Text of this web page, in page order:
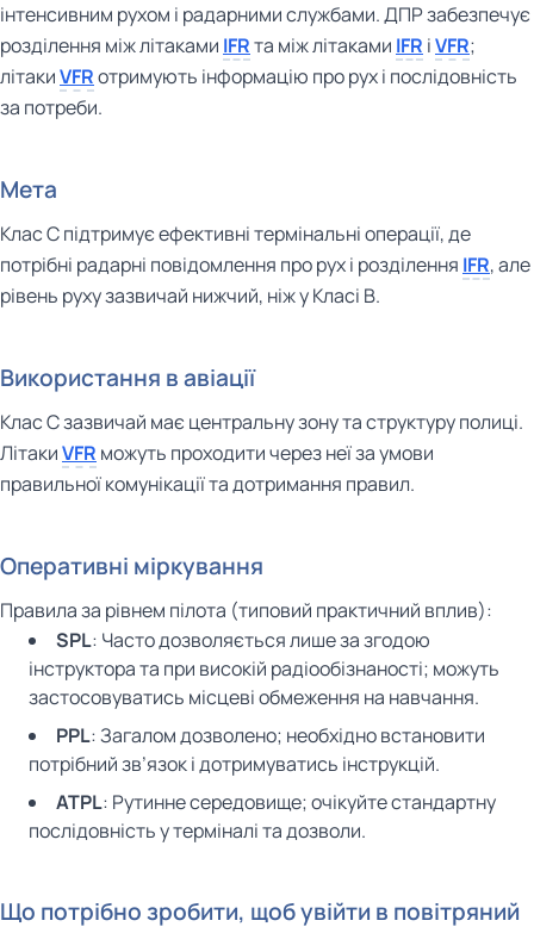
інтенсивним рухом і радарними службами. ДПР забезпечує
розділення між літаками IFRта між літаками IFR іVFR;
літакиVFRотримують інформацію про рух і послідовність
за потреби.
Мета
Клас C підтримує ефективні термінальні операції, де
потрібні радарні повідомлення про рух і розділення IFR, але
рівень руху зазвичай нижчий, ніж у Класі B.
Використання в авіації
Клас C зазвичай має центральну зону та структуру полиці.
ЛітакиVFR можуть проходити через неї за умови
правильної комунікації та дотримання правил.
Оперативні міркування
Правила за рівнем пілота (типовий практичний вплив):
SPL: Часто дозволяється лише за згодою
інструктора та при високій радіообізнаності; можуть
застосовуватись місцеві обмеження на навчання.
PPL: Загалом дозволено; необхідно встановити
потрібний зв’язок і дотримуватись інструкцій.
ATPL: Рутинне середовище; очікуйте стандартну
послідовність у терміналі та дозволи.
Що потрібно зробити, щоб увійти в повітряний